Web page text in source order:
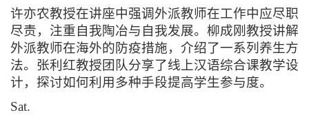
许亦农教授在讲座中强调外派教师在工作中应尽职
尽责，注重自我陶冶与自我发展。柳成刚教授讲解
外派教师在海外的防疫措施，介绍了一系列养生方
法。张利红教授团队分享了线上汉语综合课教学设
计，探讨如何利用多种手段提高学生参与度。
Sat.